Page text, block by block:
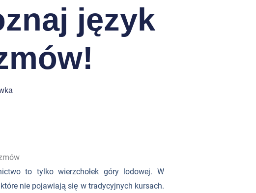
język
to tylko wierzchołek góry lodowej. W
nie pojawiają się w tradycyjnych kursach.